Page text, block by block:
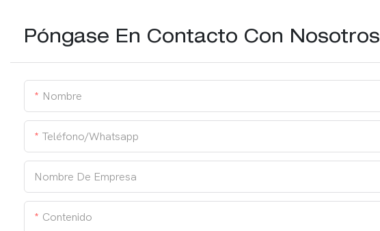
Póngase En Contacto Con Nosotros
Nombre
Teléfono/whatsapp
Nombre De Empresa
Contenido